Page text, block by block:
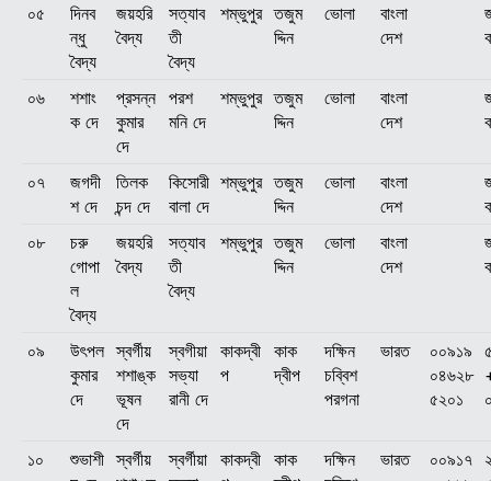
০৫
দিনব
ন্ধু
বৈদ্য
জয়হরি
বৈদ্য
সত্যাব
তী
বৈদ্য
শম্ভুপুর তজুম
দ্দিন
ভোলা
বাংলা
দেশ
০৬
শশাং
ক দে
প্রসন্ন
কুমার
দে
পরশ
মনি দে
শম্ভুপুর তজুম
দ্দিন
ভোলা
বাংলা
দেশ
০৭
জগদী
শ দে
তিলক
চন্দ দে
কিসোরী
বালা দে
শম্ভুপুর তজুম
দ্দিন
ভোলা
বাংলা
দেশ
০৮
চরু
গোপা
ল
বৈদ্য
জয়হরি
বৈদ্য
সত্যাব
তী
বৈদ্য
শম্ভুপুর তজুম
দ্দিন
ভোলা
বাংলা
দেশ
০৯
উৎপল
কুমার
দে
স্বর্গীয়
শশাঙ্ক
ভূষন
দে
স্বগীয়া
সভ্যা
রানী দে
কাকদ্বী
প
কাক
দ্বীপ
দক্ষিন
চব্বিশ
পরগনা
ভারত
০০৯১৯
০৪৬২৮
৫২০১
১০
শুভাশী স্বর্গীয়
স্বর্গীয়া কাকদ্বী কাক
দক্ষিন
ভারত
০০৯১৭